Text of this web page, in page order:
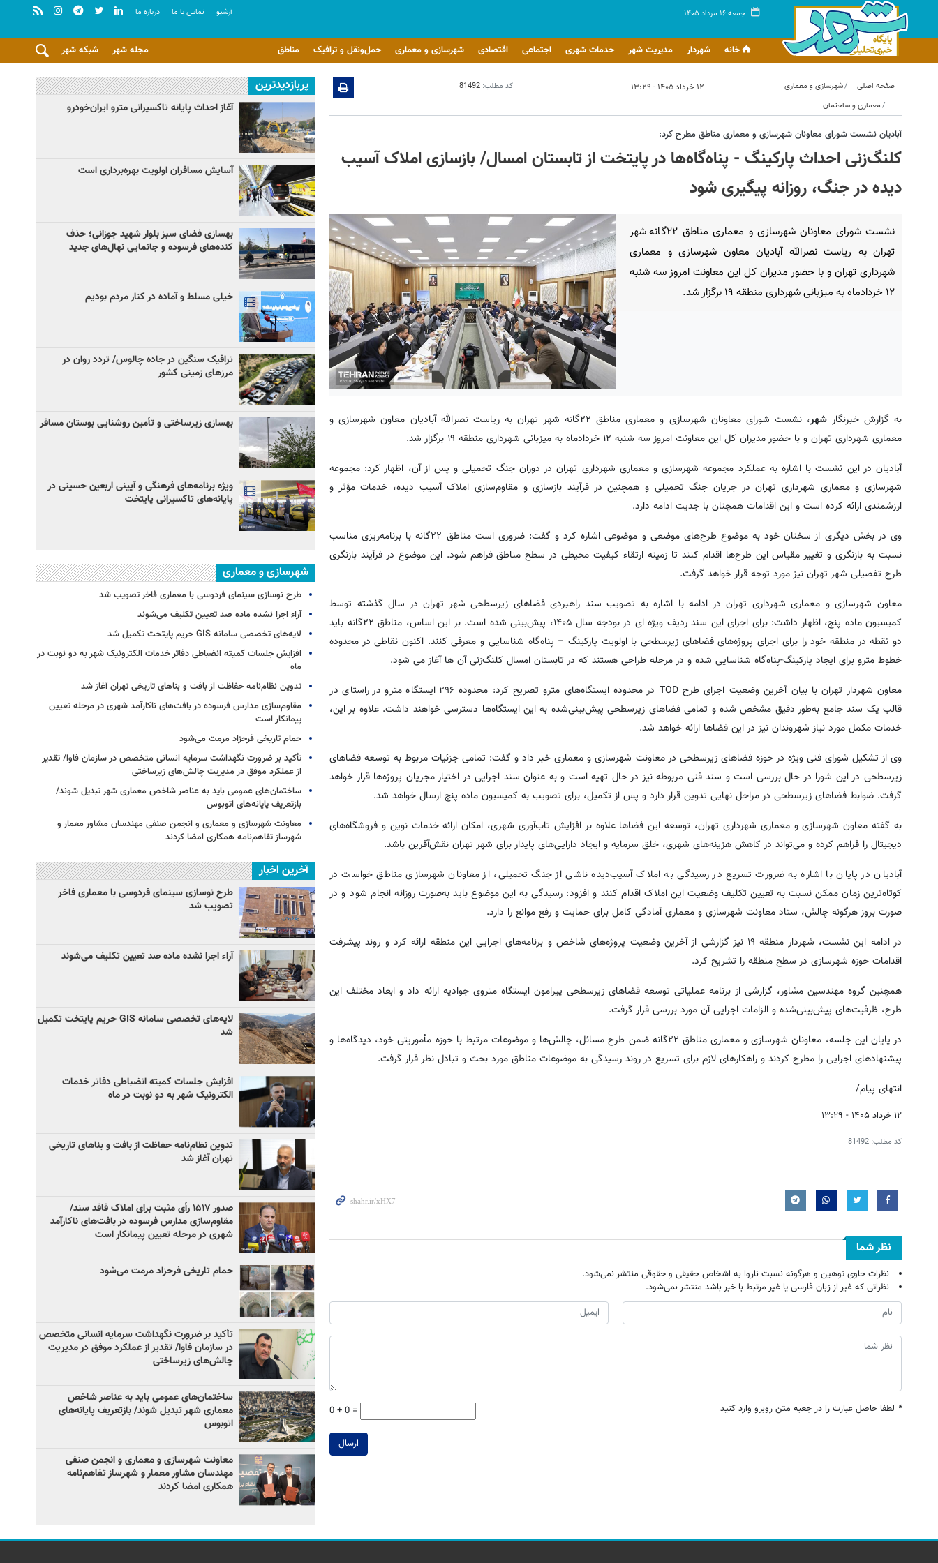
جمعه ۱۶ مرداد ۱۴۰۵ آرشيو تماس با ما درباره ما
خانه شهردار مدیریت شهر خدمات شهری اجتماعی اقتصادی شهرسازی و معماری حمل‌ونقل و ترافیک مناطق شبکه شهر مجله شهر
صفحه اصلی
شهرسازی و معماری
معماری و ساختمان
۱۲ خرداد ۱۴۰۵ - ۱۳:۲۹ کد مطلب: 81492
آبادیان نشست شورای معاونان شهرسازی و معماری مناطق مطرح کرد:
کلنگ‌زنی احداث پارکینگ‌ - پناه‌گاه‌ها در پایتخت از تابستان امسال/ بازسازی املاک آسیب
دیده در جنگ، روزانه پیگیری شود
نشست شورای معاونان شهرسازی و معماری مناطق ۲۲گانه شهر
تهران به ریاست نصرالله آبادیان معاون شهرسازی و معماری
شهرداری تهران و با حضور مدیران کل این معاونت امروز سه شنبه
۱۲ خردادماه به میزبانی شهرداری منطقه ۱۹ برگزار شد.
به گزارش خبرنگار شهر
، نشست شورای معاونان شهرسازی و معماری مناطق ۲۲گانه شهر تهران به ریاست نصرالله آبادیان معاون شهرسازی و
معماری شهرداری تهران و با حضور مدیران کل این معاونت امروز سه شنبه ۱۲ خردادماه به میزبانی شهرداری منطقه ۱۹ برگزار شد.
آبادیان در این نشست با اشاره به عملکرد مجموعه شهرسازی و معماری شهرداری تهران در دوران جنگ تحمیلی و پس از آن، اظهار کرد: مجموعه
شهرسازی و معماری شهرداری تهران در جریان جنگ تحمیلی و همچنین در فرآیند بازسازی و مقاوم‌سازی املاک آسیب دیده، خدمات مؤثر و
ارزشمندی ارائه کرده است و این اقدامات همچنان با جدیت ادامه دارد.
وی در بخش دیگری از سخنان خود به موضوع طرح‌های موضعی و موضوعی اشاره کرد و گفت: ضروری است مناطق ۲۲گانه با برنامه‌ریزی مناسب
نسبت به بازنگری و تغییر مقیاس این طرح‌ها اقدام کنند تا زمینه ارتقاء کیفیت محیطی در سطح مناطق فراهم شود. این موضوع در فرآیند بازنگری
طرح تفصیلی شهر تهران نیز مورد توجه قرار خواهد گرفت.
معاون شهرسازی و معماری شهرداری تهران در ادامه با اشاره به تصویب سند راهبردی فضاهای زیرسطحی شهر تهران در سال گذشته توسط
کمیسیون ماده پنج، اظهار داشت: برای اجرای این سند ردیف ویژه ای در بودجه سال ۱۴۰۵، پیش‌بینی شده است. بر این اساس، مناطق ۲۲گانه باید
دو نقطه در منطقه خود را برای اجرای پروژه‌های فضاهای زیرسطحی با اولویت پارکینگ – پناه‌گاه شناسایی و معرفی کنند. اکنون نقاطی در محدوده
خطوط مترو برای ایجاد پارکینگ-پناه‌گاه شناسایی شده و در مرحله طراحی هستند که در تابستان امسال کلنگ‌زنی آن ها آغاز می شود.
معاون شهردار تهران با بیان آخرین وضعیت اجرای طرح TOD در محدوده ایستگاه‌های مترو تصریح کرد: محدوده ۲۹۶ ایستگاه مترو در راستای در
قالب یک سند جامع به‌طور دقیق مشخص شده و تمامی فضاهای زیرسطحی پیش‌بینی‌شده به این ایستگاه‌ها دسترسی خواهند داشت. علاوه بر این،
خدمات مکمل مورد نیاز شهروندان نیز در این فضاها ارائه خواهد شد.
وی از تشکیل شورای فنی ویژه در حوزه فضاهای زیرسطحی در معاونت شهرسازی و معماری خبر داد و گفت: تمامی جزئیات مربوط به توسعه فضاهای
زیرسطحی در این شورا در حال بررسی است و سند فنی مربوطه نیز در حال تهیه است و به عنوان سند اجرایی در اختیار مجریان پروژه‌ها قرار خواهد
گرفت. ضوابط فضاهای زیرسطحی در مراحل نهایی تدوین قرار دارد و پس از تکمیل، برای تصویب به کمیسیون ماده پنج ارسال خواهد شد.
به گفته معاون شهرسازی و معماری شهرداری تهران، توسعه این فضاها علاوه بر افزایش تاب‌آوری شهری، امکان ارائه خدمات نوین و فروشگاه‌های
دیجیتال را فراهم کرده و می‌تواند در کاهش هزینه‌های شهری، خلق سرمایه و ایجاد دارایی‌های پایدار برای شهر تهران نقش‌آفرین باشد.
آبادیان در پایان با اشاره به ضرورت تسریع در رسیدگی به املاک آسیب‌دیده ناشی از جنگ تحمیلی، از معاونان شهرسازی مناطق خواست در
کوتاه‌ترین زمان ممکن نسبت به تعیین تکلیف وضعیت این املاک اقدام کنند و افزود: رسیدگی به این موضوع باید به‌صورت روزانه انجام شود و در
صورت بروز هرگونه چالش، ستاد معاونت شهرسازی و معماری آمادگی کامل برای حمایت و رفع موانع را دارد.
در ادامه این نشست، شهردار منطقه ۱۹ نیز گزارشی از آخرین وضعیت پروژه‌های شاخص و برنامه‌های اجرایی این منطقه ارائه کرد و روند پیشرفت
اقدامات حوزه شهرسازی در سطح منطقه را تشریح کرد.
همچنین گروه مهندسین مشاور، گزارشی از برنامه عملیاتی توسعه فضاهای زیرسطحی پیرامون ایستگاه متروی جوادیه ارائه داد و ابعاد مختلف این
طرح، ظرفیت‌های پیش‌بینی‌شده و الزامات اجرایی آن مورد بررسی قرار گرفت.
در پایان این جلسه، معاونان شهرسازی و معماری مناطق ۲۲گانه ضمن طرح مسائل، چالش‌ها و موضوعات مرتبط با حوزه مأموریتی خود، دیدگاه‌ها و
پیشنهادهای اجرایی را مطرح کردند و راهکارهای لازم برای تسریع در روند رسیدگی به موضوعات مناطق مورد بحث و تبادل نظر قرار گرفت.
انتهای پیام/
۱۲ خرداد ۱۴۰۵ - ۱۳:۲۹
کد مطلب: 81492
نظر شما
نظرات حاوی توهین و هرگونه نسبت ناروا به اشخاص حقیقی و حقوقی منتشر نمی‌شود.
نظراتی که غیر از زبان فارسی یا غیر مرتبط با خبر باشد منتشر نمی‌شود.
* لطفا حاصل عبارت را در جعبه متن روبرو وارد کنید 0 + 0 =
ارسال
پربازدیدترین
آغاز احداث پایانه تاکسیرانی مترو ایران‌خودرو
آسایش مسافران اولویت بهره‌برداری است
بهسازی فضای سبز بلوار شهید جوزانی؛ حذف
کنده‌های فرسوده و جانمایی نهال‌های جدید
خیلی مسلط و آماده در کنار مردم بودیم
ترافیک سنگین در جاده چالوس/ تردد روان در
مرزهای زمینی کشور
بهسازی زیرساختی و تأمین روشنایی بوستان مسافر
ویژه برنامه‌های فرهنگی و آیینی اربعین حسینی در
پایانه‌های تاکسیرانی پایتخت
شهرسازی و معماری
طرح نوسازی سینمای فردوسی با معماری فاخر تصویب شد
آراء اجرا نشده ماده صد تعیین تکلیف می‌شوند
لایه‌های تخصصی سامانه GIS حریم پایتخت تکمیل شد
افزایش جلسات کمیته انضباطی دفاتر خدمات الکترونیک شهر به دو نوبت در
ماه
تدوین نظام‌نامه حفاظت از بافت و بناهای تاریخی تهران آغاز شد
مقاوم‌سازی مدارس فرسوده در بافت‌های ناکارآمد شهری در مرحله تعیین
پیمانکار است
حمام تاریخی فرحزاد مرمت می‌شود
تأکید بر ضرورت نگهداشت سرمایه انسانی متخصص در سازمان فاوا/ تقدیر
از عملکرد موفق در مدیریت چالش‌های زیرساختی
ساختمان‌های عمومی باید به عناصر شاخص معماری شهر تبدیل شوند/
بازتعریف پایانه‌های اتوبوس
معاونت شهرسازی و معماری و انجمن صنفی مهندسان مشاور معمار و
شهرساز تفاهم‌نامه همکاری امضا کردند
آخرین اخبار
طرح نوسازی سینمای فردوسی با معماری فاخر
تصویب شد
آراء اجرا نشده ماده صد تعیین تکلیف می‌شوند
لایه‌های تخصصی سامانه GIS حریم پایتخت تکمیل
شد
افزایش جلسات کمیته انضباطی دفاتر خدمات
الکترونیک شهر به دو نوبت در ماه
تدوین نظام‌نامه حفاظت از بافت و بناهای تاریخی
تهران آغاز شد
صدور ۱۵۱۷ رأی مثبت برای املاک فاقد سند/
مقاوم‌سازی مدارس فرسوده در بافت‌های ناکارآمد
شهری در مرحله تعیین پیمانکار است
حمام تاریخی فرحزاد مرمت می‌شود
تأکید بر ضرورت نگهداشت سرمایه انسانی متخصص
در سازمان فاوا/ تقدیر از عملکرد موفق در مدیریت
چالش‌های زیرساختی
ساختمان‌های عمومی باید به عناصر شاخص
معماری شهر تبدیل شوند/ بازتعریف پایانه‌های
اتوبوس
معاونت شهرسازی و معماری و انجمن صنفی
مهندسان مشاور معمار و شهرساز تفاهم‌نامه
همکاری امضا کردند